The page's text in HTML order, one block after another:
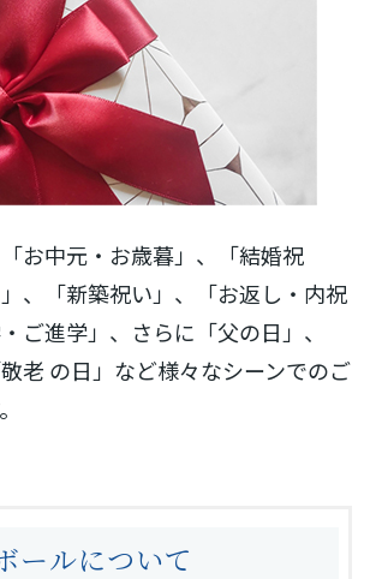
「お中元・お歳暮」、「結婚祝
、「新築祝い」、「お返し・内祝
ご進学」、さらに「父の日」、
敬老 の日」など様々なシーンでのご
ールについて